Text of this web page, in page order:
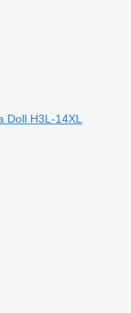
H3L-14XL